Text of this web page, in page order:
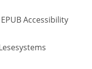
Accessibility